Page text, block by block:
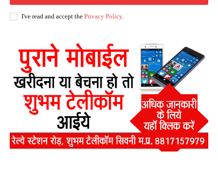
I've read and accept the Privacy Policy.